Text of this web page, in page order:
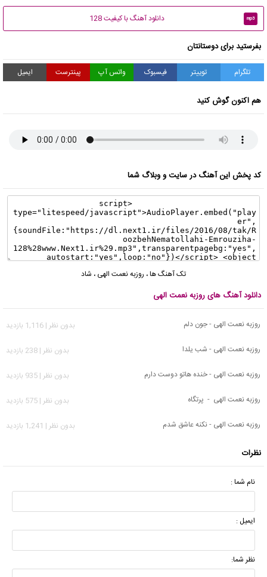
mp3 دانلود آهنگ با کیفیت 128
بفرستید برای دوستانتان
تلگرام توییتر فیسبوک واتس آپ پینترست ایمیل
هم اکنون گوش کنید
کد پخش این آهنگ در سایت و وبلاگ شما
تک آهنگ ها، روزبه نعمت الهی ، شاد
دانلود آهنگ های روزبه نعمت الهی
روزبه نعمت الهی - جون دلم
بدون نظر | 1,116 بازدید
روزبه نعمت الهی - ﺷﺐ ﻳﻠﺪا
بدون نظر | 238 بازدید
روزبه نعمت الهی - خنده هاتو دوست دارم
بدون نظر | 935 بازدید
روزبه نعمت الهی - پرتگاه
بدون نظر | 575 بازدید
روزبه نعمت الهی - نکنه عاشق شدم
بدون نظر | 1,241 بازدید
نظرات
نام شما :
ایمیل :
نظر شما: